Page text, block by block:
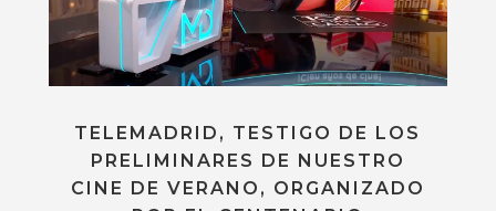
TELEMADRID, TESTIGO DE LOS
PRELIMINARES DE NUESTRO
CINE DE VERANO, ORGANIZADO